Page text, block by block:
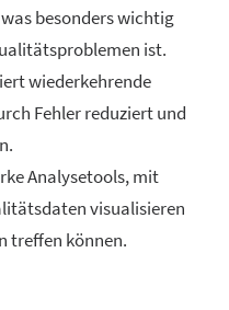
besonders wichtig
ist.
wiederkehrende
Fehler reduziert und
Analysetools, mit
visualisieren
treffen können.